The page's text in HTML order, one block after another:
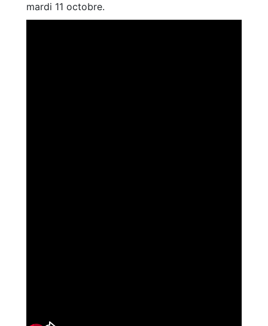
mardi 11 octobre.